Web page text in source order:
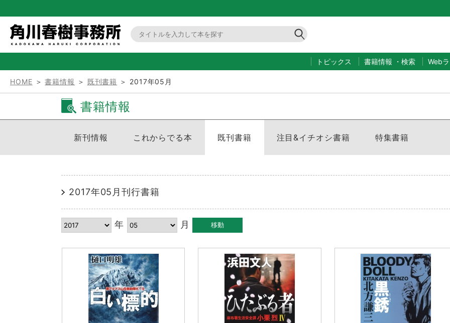
トピックス 書籍情報 ・ 検索 Web
HOME ＞書籍情報 ＞ 既刊書籍 ＞ 2017年05月
書籍情報
新刊情報 これからでる本 既刊書籍 注目&イチオシ書籍 特集書籍
2017年05月刊行書籍
年 月